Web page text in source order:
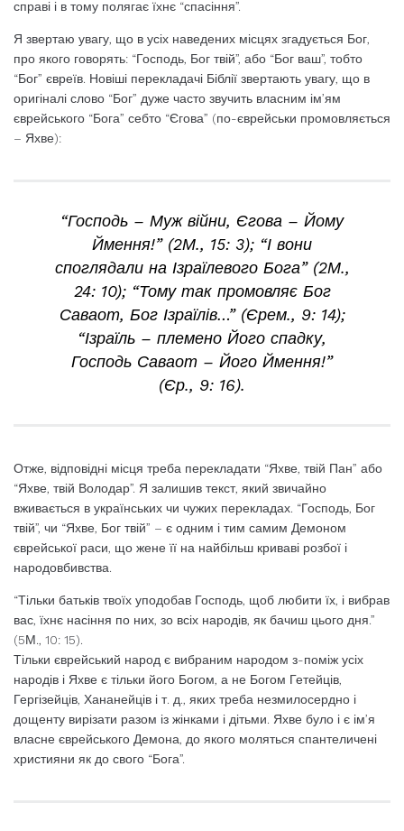
справі і в тому полягає їхнє “спасіння”.
Я звертаю увагу, що в усіх наведених місцях згадується Бог,
про якого говорять: “Господь, Бог твій”, або “Бог ваш”, тобто
“Бог” євреїв. Новіші перекладачі Біблії звертають увагу, що в
оригіналі слово “Бог” дуже часто звучить власним ім’ям
єврейського “Бога” себто “Єгова” (по-єврейськи промовляється
– Яхве):
“Господь – Муж війни, Єгова – Йому
Ймення!” (2М., 15: 3); “І вони
споглядали на Ізраїлевого Бога” (2М.,
24: 10); “Тому так промовляє Бог
Саваот, Бог Ізраїлів…” (Єрем., 9: 14);
“Ізраїль – племено Його спадку,
Господь Саваот – Його Ймення!”
(Єр., 9: 16).
Отже, відповідні місця треба перекладати “Яхве, твій Пан” або
“Яхве, твій Володар”. Я залишив текст, який звичайно
вживається в українських чи чужих перекладах. “Господь, Бог
твій”, чи “Яхве, Бог твій” – є одним і тим самим Демоном
єврейської раси, що жене її на найбільш криваві розбої і
народовбивства.
“Тільки батьків твоїх уподобав Господь, щоб любити їх, і вибрав
вас, їхнє насіння по них, зо всіх народів, як бачиш цього дня.”
(5М., 10: 15).
Тільки єврейський народ є вибраним народом з-поміж усіх
народів і Яхве є тільки його Богом, а не Богом Гетейців,
Гергізейців, Хананейців і т. д., яких треба незмилосердно і
дощенту вирізати разом із жінками і дітьми. Яхве було і є ім’я
власне єврейського Демона, до якого моляться спантеличені
християни як до свого “Бога”.